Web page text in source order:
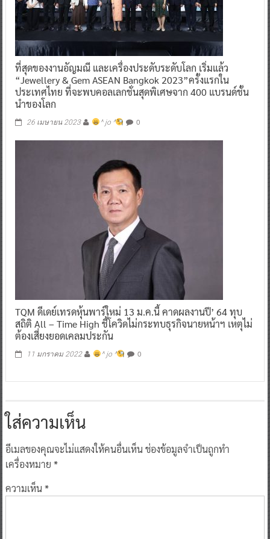
ที่สุดของงานอัญมณี และเครื่องประดับระดับโลก เริ่มแล้ว
“Jewellery & Gem ASEAN Bangkok 2023”ครั้งแรกใน
ประเทศไทย ที่จะพบคอลเลกชั่นสุดพิเศษจาก 400 แบรนด์ชั้น
นำของโลก
26 เมษายน 2023 ^ jo ^ 0
TQM ดีเดย์เทรดหุ้นพาร์ใหม่ 13 ม.ค.นี้ คาดผลงานปี’ 64 ทุบ
สถิติ All – Time High ชี้โควิดไม่กระทบธุรกิจนายหน้าฯ เหตุไม่
ต้องเสี่ยงยอดเคลมประกัน
11 มกราคม 2022 ^ jo ^ 0
ใส่ความเห็น
อีเมลของคุณจะไม่แสดงให้คนอื่นเห็นช่องข้อมูลจำเป็นถูกทำ
เครื่องหมาย *
ความเห็น*